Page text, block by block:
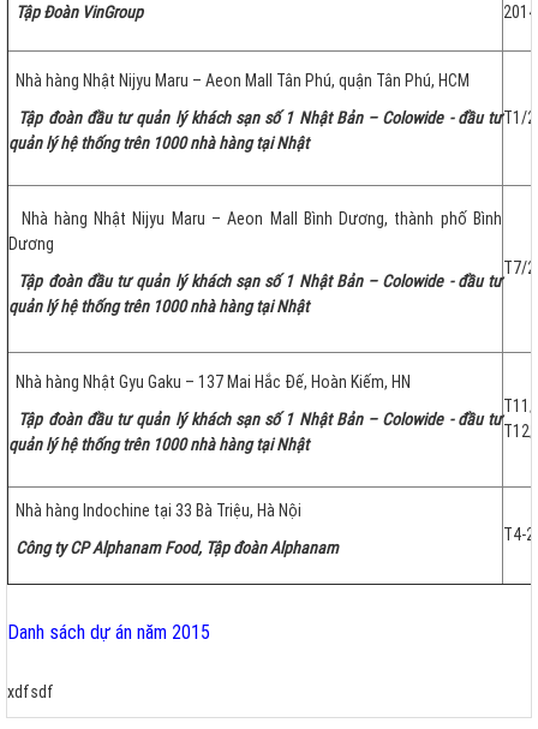
Tập Đoàn VinGroup
2014
Nhà hàng Nhật Nijyu Maru – Aeon Mall Tân Phú, quận Tân Phú, HCM
Tập đoàn đầu tư quản lý khách sạn số 1 Nhật Bản – Colowide - đầu tư
quản lý hệ thống trên 1000 nhà hàng tại Nhật
T1/
Nhà hàng Nhật Nijyu Maru – Aeon Mall Bình Dương, thành phố Bình
Dương
Tập đoàn đầu tư quản lý khách sạn số 1 Nhật Bản – Colowide - đầu tư
quản lý hệ thống trên 1000 nhà hàng tại Nhật
T7/
Nhà hàng Nhật Gyu Gaku – 137 Mai Hắc Đế, Hoàn Kiếm, HN
Tập đoàn đầu tư quản lý khách sạn số 1 Nhật Bản – Colowide - đầu tư
quản lý hệ thống trên 1000 nhà hàng tại Nhật
Nhà hàng Indochine tại 33 Bà Triệu, Hà Nội
Công ty CP Alphanam Food, Tập đoàn Alphanam
T4-
Danh sách dự án năm 2015
xdfsdf